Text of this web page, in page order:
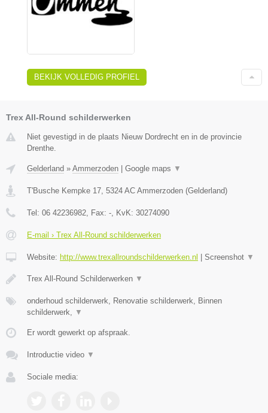
BEKIJK VOLLEDIG PROFIEL
Trex All-Round schilderwerken
Niet gevestigd in de plaats Nieuw Dordrecht en in de provincie
Drenthe.
Gelderland » Ammerzoden Google maps ▼
T'Busche Kempke 17 5324 AC Ammerzoden (Gelderland)
Tel: 06 42236982 , Fax: - , KvK: 30274090
E-mail › Trex All-Round schilderwerken
Website: http://www.trexallroundschilderwerken.nl Screenshot ▼
Trex All-Round Schilderwerken ▼
onderhoud schilderwerk, Renovatie schilderwerk, Binnen
schilderwerk,
▼
Er wordt gewerkt op afspraak.
Introductie video ▼
Sociale media: